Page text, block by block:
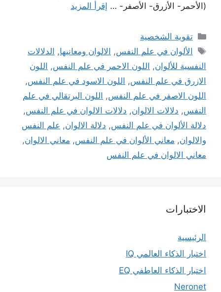
(الأحمر- الأزرق- الأصفر- … إقرأ المزيد
التصنيفات
تقوية الشخصية
الوسوم
الألوان في علم النفس, الالوان ومعانيها, الدلالات
النفسية للألوان, اللون الاحمر في علم النفس, اللون
الازرق في علم النفس, اللون الاسود في علم النفس,
اللون الاصفر في علم النفس, اللون البرتقالي في علم
النفس, دلالات الالوان, دلالات الالوان في علم النفس,
دلالة الألوان في علم النفس, دلالة الالوان, علم النفس
والالوان, معاني الألوان في علم النفس, معاني الالوان,
معاني الالوان في علم النفس
الاختبارات
الرئيسية
اختبار الذكاء العالمي IQ
اختبار الذكاء العاطفي EQ
Neronet